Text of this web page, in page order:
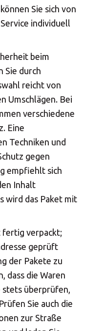
Sie sich von
individuell
beim
Sie durch
reicht von
Umschlägen. Bei
verschiedene
Eine
Techniken und
gegen
empfiehlt sich
Inhalt
wird das Paket mit
fertig verpackt;
geprüft
der Pakete zu
dass die Waren
überprüfen,
Sie auch die
zur Straße